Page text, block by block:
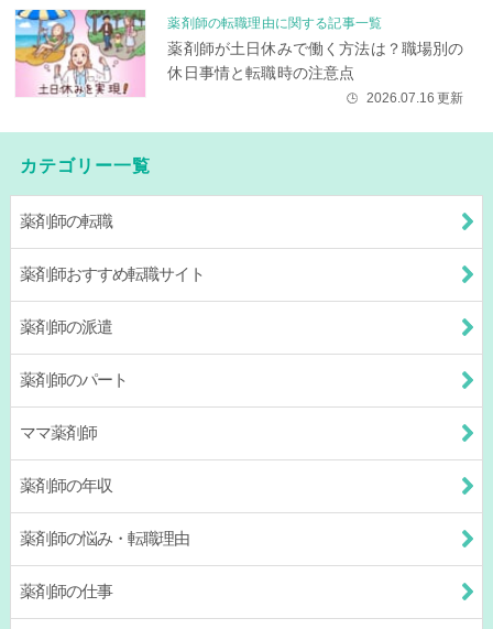
薬剤師の転職理由に関する記事一覧
薬剤師が土日休みで働く方法は？職場別の
休日事情と転職時の注意点
🕒 2026.07.16 更新
カテゴリー一覧
薬剤師の転職
薬剤師おすすめ転職サイト
薬剤師の派遣
薬剤師のパート
ママ薬剤師
薬剤師の年収
薬剤師の悩み・転職理由
薬剤師の仕事